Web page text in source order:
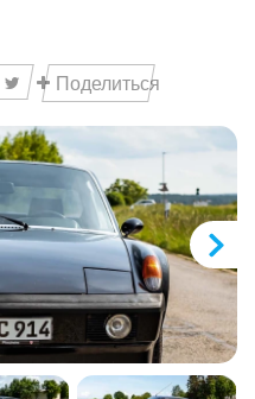
Поделиться